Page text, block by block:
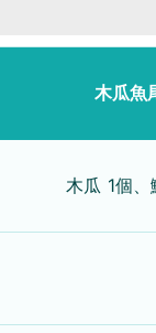
木瓜魚
木瓜 1個